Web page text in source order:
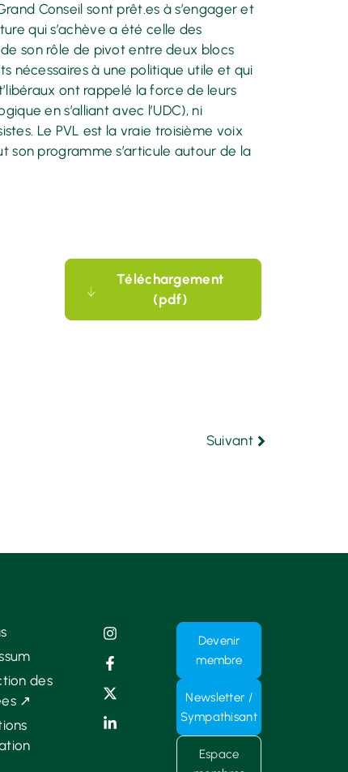
Conseil sont prêt.es à s’engager et
qui s’achève a été celle des
son rôle de pivot entre deux blocs
nécessaires à une politique utile et qui
ont rappelé la force de leurs
en s’alliant avec l’UDC), ni
Le PVL est la vraie troisième voix
son programme s’articule autour de la
Téléchargement
(pdf)
Suivant
des
↗
Devenir
membre
Newsletter /
Sympathisant
Espace